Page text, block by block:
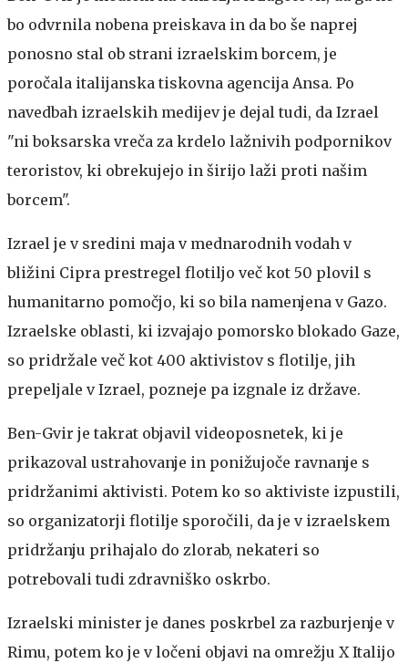
bo odvrnila nobena preiskava in da bo še naprej
ponosno stal ob strani izraelskim borcem, je
poročala italijanska tiskovna agencija Ansa. Po
navedbah izraelskih medijev je dejal tudi, da Izrael
"ni boksarska vreča za krdelo lažnivih podpornikov
teroristov, ki obrekujejo in širijo laži proti našim
borcem".
Izrael je v sredini maja v mednarodnih vodah v
bližini Cipra prestregel flotiljo več kot 50 plovil s
humanitarno pomočjo, ki so bila namenjena v Gazo.
Izraelske oblasti, ki izvajajo pomorsko blokado Gaze,
so pridržale več kot 400 aktivistov s flotilje, jih
prepeljale v Izrael, pozneje pa izgnale iz države.
Ben-Gvir je takrat objavil videoposnetek, ki je
prikazoval ustrahovanje in ponižujoče ravnanje s
pridržanimi aktivisti. Potem ko so aktiviste izpustili,
so organizatorji flotilje sporočili, da je v izraelskem
pridržanju prihajalo do zlorab, nekateri so
potrebovali tudi zdravniško oskrbo.
Izraelski minister je danes poskrbel za razburjenje v
Rimu, potem ko je v ločeni objavi na omrežju X Italijo